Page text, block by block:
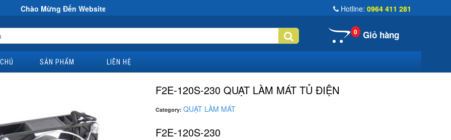
Đến Website Đại Hùng Co Hotline: 0964 411 281
0 Giỏ hàng
SẢN PHẨM LIÊN HỆ
F2E-120S-230 QUẠT LÀM MÁT TỦ ĐIỆN
Category: QUẠT LÀM MÁT
F2E-120S-230